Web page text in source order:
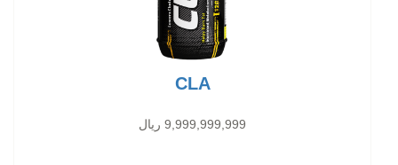
CLA
9,999,999,999 ریال